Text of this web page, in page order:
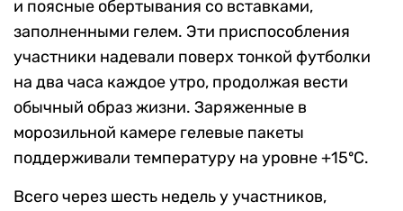
и поясные обертывания со вставками,
заполненными гелем. Эти приспособления
участники надевали поверх тонкой футболки
на два часа каждое утро, продолжая вести
обычный образ жизни. Заряженные в
морозильной камере гелевые пакеты
поддерживали температуру на уровне +15ºС.
Всего через шесть недель у участников,